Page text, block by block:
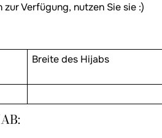
Verfügung, nutzen Sie sie :)
Breite des Hijabs